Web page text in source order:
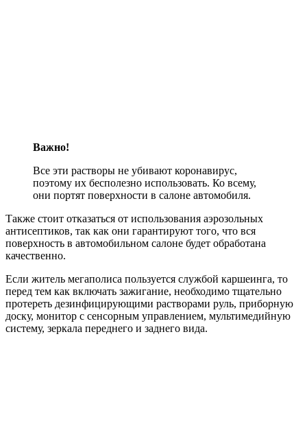
Важно!
Все эти растворы не убивают коронавирус,
поэтому их бесполезно использовать. Ко всему,
они портят поверхности в салоне автомобиля.
Также стоит отказаться от использования аэрозольных
антисептиков, так как они гарантируют того, что вся
поверхность в автомобильном салоне будет обработана
качественно.
Если житель мегаполиса пользуется службой каршеинга, то
перед тем как включать зажигание, необходимо тщательно
протереть дезинфицирующими растворами руль, приборную
доску, монитор с сенсорным управлением, мультимедийную
систему, зеркала переднего и заднего вида.